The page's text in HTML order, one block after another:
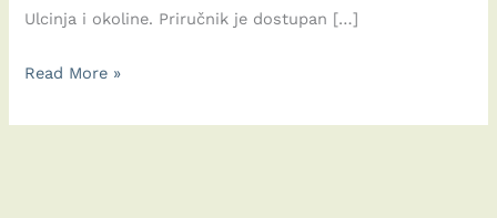
Ulcinja i okoline. Priručnik je dostupan […]
Priručnik
svoj
Read More »